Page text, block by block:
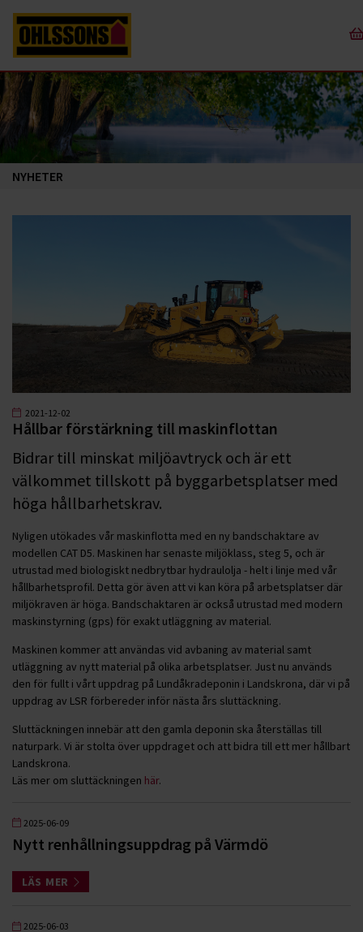
NYHETER
2021-12-02
Hållbar förstärkning till maskinflottan
Bidrar till minskat miljöavtryck och är ett
välkommet tillskott på byggarbetsplatser med
höga hållbarhetskrav.
Nyligen utökades vår maskinflotta med en ny bandschaktare av
modellen CAT D5. Maskinen har senaste miljöklass, steg 5, och är
utrustad med biologiskt nedbrytbar hydraulolja - helt i linje med vår
hållbarhetsprofil. Detta gör även att vi kan köra på arbetsplatser där
miljökraven är höga. Bandschaktaren är också utrustad med modern
maskinstyrning (gps) för exakt utläggning av material.
Maskinen kommer att användas vid avbaning av material samt
utläggning av nytt material på olika arbetsplatser. Just nu används
den för fullt i vårt uppdrag på Lundåkradeponin i Landskrona, där vi på
uppdrag av LSR förbereder inför nästa års sluttäckning.
Sluttäckningen innebär att den gamla deponin ska återställas till
naturpark. Vi är stolta över uppdraget och att bidra till ett mer hållbart
Landskrona.
Läs mer om sluttäckningen här.
2025-06-09
Nytt renhållningsuppdrag på Värmdö
LÄS MER
2025-06-03